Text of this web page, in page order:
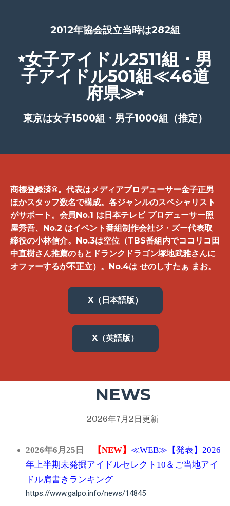
2012年協会設立当時は282組
女子アイドル2511組・男
子アイドル501組≪46道
府県≫
東京は女子1500組・男子1000組（推定）
商標登録済®。代表はメディアプロデューサー金子正男
ほかスタッフ数名で構成。各ジャンルのスペシャリスト
がサポート。会員No.1 は日本テレビ プロデューサー照
屋秀吾、No.2 はイベント番組制作会社ジ・ズー代表取
締役の小林信介。No.3は空位（TBS番組内でココリコ田
中直樹さん推薦のもとドランクドラゴン塚地武雅さんに
オファーするが不正立）。No.4は せのしすたぁ まお。
X（日本語版）
X（英語版）
NEWS
2026年7月2日更新
2026年6月25日 【NEW】 ≪WEB≫【発表】2026
年上半期未発掘アイドルセレクト10＆ご当地アイ
ドル肩書きランキング
https://www.galpo.info/news/14845